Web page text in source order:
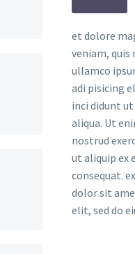
et dolore
veniam,
ullamco
adi pisicing
inci didunt
aliqua. Ut
nostrud
ut aliquip ex
consequat.
dolor sit
elit, sed do